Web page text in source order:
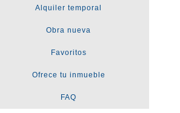
Alquiler temporal
Obra nueva
Favoritos
Ofrece tu inmueble
FAQ